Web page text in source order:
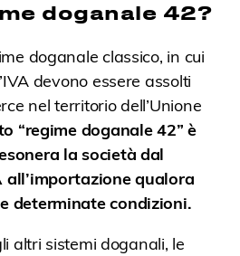
doganale 42?
doganale classico, in cui
devono essere assolti
nel territorio dell’Unione
“regime doganale 42” è
la società dal
all’importazione qualora
determinate condizioni.
altri sistemi doganali, le